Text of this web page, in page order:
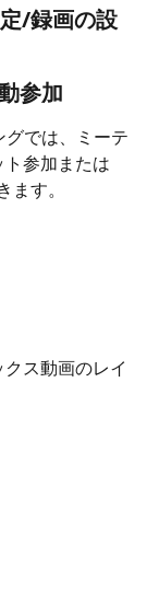
/録画の設
参加
では、ミーテ
参加または
す。
ス動画のレイ